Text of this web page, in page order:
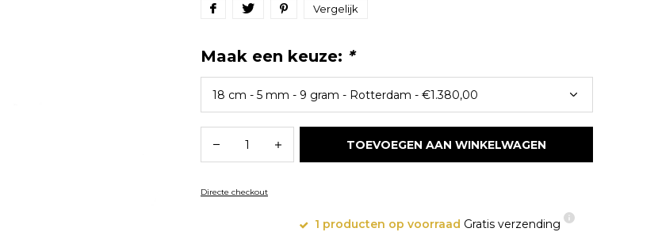
Vergelijk
Maak een keuze: *
TOEVOEGEN AAN WINKELWAGEN
Directe checkout
1 producten op voorraad Gratis verzending